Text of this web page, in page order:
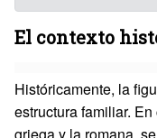
El contexto
Históricamente, la
estructura familiar.
griega y la romana,